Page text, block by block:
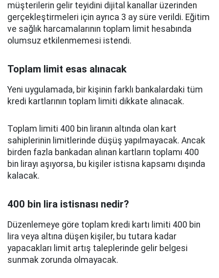
müşterilerin gelir teyidini dijital kanallar üzerinden
gerçekleştirmeleri için ayrıca 3 ay süre verildi. Eğitim
ve sağlık harcamalarının toplam limit hesabında
olumsuz etkilenmemesi istendi.
Toplam limit esas alınacak
Yeni uygulamada, bir kişinin farklı bankalardaki tüm
kredi kartlarının toplam limiti dikkate alınacak.
Toplam limiti 400 bin liranın altında olan kart
sahiplerinin limitlerinde düşüş yapılmayacak. Ancak
birden fazla bankadan alınan kartların toplamı 400
bin lirayı aşıyorsa, bu kişiler istisna kapsamı dışında
kalacak.
400 bin lira istisnası nedir?
Düzenlemeye göre toplam kredi kartı limiti 400 bin
lira veya altına düşen kişiler, bu tutara kadar
yapacakları limit artış taleplerinde gelir belgesi
sunmak zorunda olmayacak.